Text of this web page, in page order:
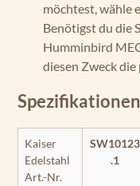
möchtest, wähle
Benötigst du die
Humminbird
diesen Zweck
Kaiser
Edelstahl
Art.-Nr.
SW10123
.1